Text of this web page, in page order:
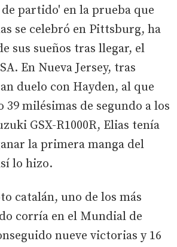
partido' en la prueba que
se celebró en Pittsburg, ha
sus sueños tras llegar, el
En Nueva Jersey, tras
duelo con Hayden, al que
milésimas de segundo a los
GSX-R1000R, Elias tenía
la primera manga del
lo hizo.
catalán, uno de los más
corría en el Mundial de
nueve victorias y 16